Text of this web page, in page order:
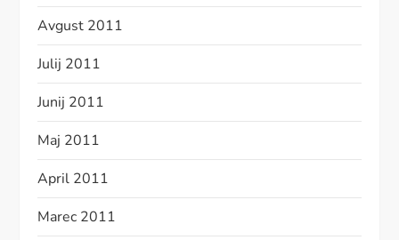
Avgust 2011
Julij 2011
Junij 2011
Maj 2011
April 2011
Marec 2011